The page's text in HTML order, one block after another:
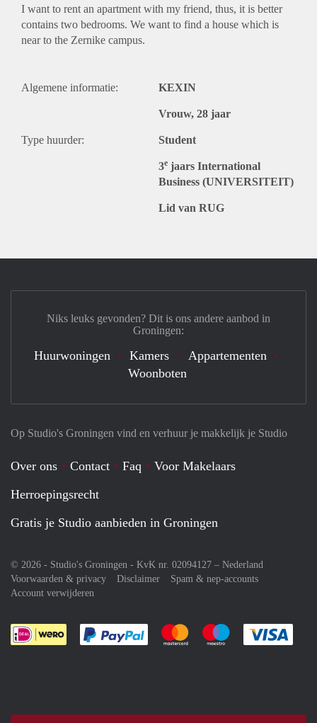
I want to rent an apartment with my friend, thus, it is better
contains two bedrooms. We want to find a house which is
near to the Zernike campus.
Algemene informatie: KEXIN
Vrouw, 28 jaar
Type huurder: Student
3e jaars International
Business (UNIVERSITEIT)
Lid van RUG
Op Studio's Groningen vind en verhuur je makkelijk je Studio
Over ons Contact Faq
Voor Makelaars
Herroepingsrecht
Gratis je Studio aanbieden in Groningen
© 2026 - Studio's Groningen - KvK nr. 02094127 – Nederland
Voorwaarden & privacy
Disclaimer
Spam & nep-accounts
Account verwijderen
Je rekent gemakkelijk af met Paypal
Je rekent gemakkelijk af met
Je rekent
Niks leuks gevonden? Dit is ons andere aanbod in
Groningen:
Huurwoningen Kamers
Appartementen
Woonboten